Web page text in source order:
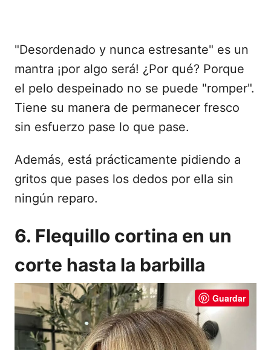
"Desordenado y nunca estresante" es un
mantra ¡por algo será! ¿Por qué? Porque
el pelo despeinado no se puede "romper".
Tiene su manera de permanecer fresco
sin esfuerzo pase lo que pase.
Además, está prácticamente pidiendo a
gritos que pases los dedos por ella sin
ningún reparo.
6. Flequillo cortina en un
corte hasta la barbilla
Guardar